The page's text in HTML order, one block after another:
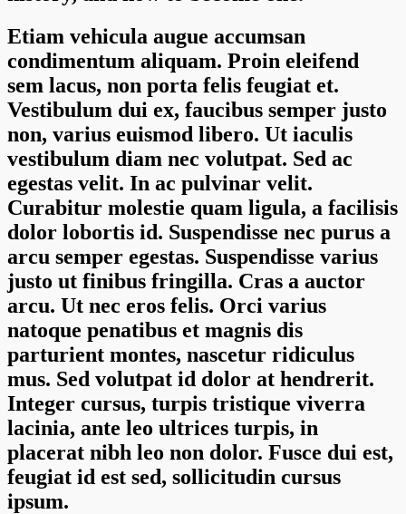
Etiam vehicula augue accumsan
condimentum aliquam. Proin eleifend
sem lacus, non porta felis feugiat et.
Vestibulum dui ex, faucibus semper justo
non, varius euismod libero. Ut iaculis
vestibulum diam nec volutpat. Sed ac
egestas velit. In ac pulvinar velit.
Curabitur molestie quam ligula, a facilisis
dolor lobortis id. Suspendisse nec purus a
arcu semper egestas. Suspendisse varius
justo ut finibus fringilla. Cras a auctor
arcu. Ut nec eros felis. Orci varius
natoque penatibus et magnis dis
parturient montes, nascetur ridiculus
mus. Sed volutpat id dolor at hendrerit.
Integer cursus, turpis tristique viverra
lacinia, ante leo ultrices turpis, in
placerat nibh leo non dolor. Fusce dui est,
feugiat id est sed, sollicitudin cursus
ipsum.